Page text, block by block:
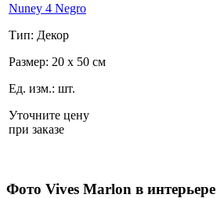
Nuney 4 Negro
Тип: Декор
Размер: 20 x 50 см
Ед. изм.: шт.
Уточните цену
при заказе
Фото Vives Marlon в интерьере